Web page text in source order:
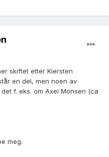
skiftet etter Kiersten
en del, men noen av
f. eks. om Axel Monsen (ca
meg.